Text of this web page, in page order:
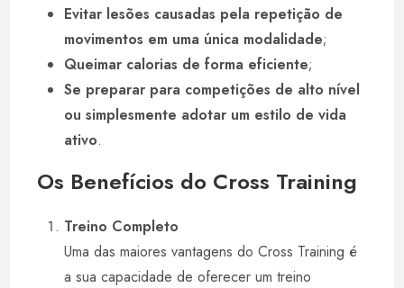
Evitar lesões causadas pela repetição de
movimentos em uma única modalidade;
Queimar calorias de forma eficiente;
Se preparar para competições de alto nível
ou simplesmente adotar um estilo de vida
ativo.
Os Benefícios do Cross Training
Treino Completo
Uma das maiores vantagens do Cross Training é
a sua capacidade de oferecer um treino